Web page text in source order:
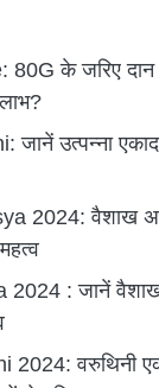
के जरिए दान
उत्पन्ना
2024: वैशाख
: जानें वैशाख
वरुथिनी